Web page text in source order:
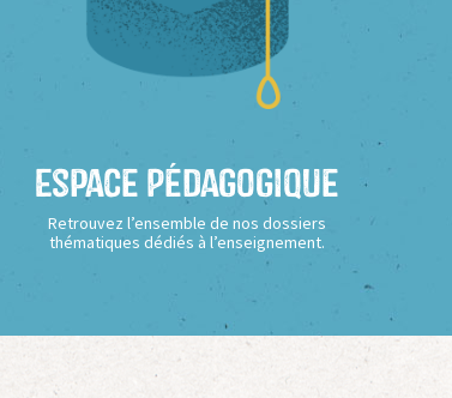
Espace Pédagogique
Retrouvez l’ensemble de nos dossiers
thématiques dédiés à l’enseignement.